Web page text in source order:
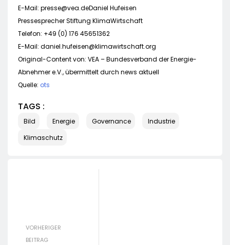
E-Mail: presse@vea.deDaniel Hufeisen
Pressesprecher Stiftung KlimaWirtschaft
Telefon: +49 (0) 176 45651362
E-Mail: daniel.hufeisen@klimawirtschaft.org
Original-Content von: VEA – Bundesverband der Energie-
Abnehmer e.V., übermittelt durch news aktuell
Quelle: ots
TAGS :
Bild Energie Governance
Industrie
Klimaschutz
VORHERIGER
BEITRAG